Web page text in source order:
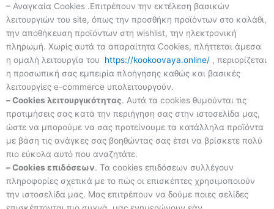
– Αναγκαία Cookies .Επιτρέπουν την εκτέλεση βασικών
λειτουργιών του site, όπως την προσθήκη προϊόντων στο καλάθι,
την αποθήκευση προϊόντων στη wishlist, την ηλεκτρονική
πληρωμή. Χωρίς αυτά τα απαραίτητα Cookies, πλήττεται άμεσα
η ομαλή λειτουργία του https://kookoovaya.online/ , περιορίζεται
η προσωπική σας εμπειρία πλοήγησης καθώς και βασικές
λειτουργίες e-commerce υπολειτουργούν.
– Cookies λειτουργικότητας. Αυτά τα cookies θυμούνται τις
προτιμήσεις σας κατά την περιήγηση σας στην ιστοσελίδα μας,
ώστε να μπορούμε να σας προτείνουμε τα κατάλληλα προϊόντα
με βάση τις ανάγκες σας βοηθώντας σας έτσι να βρίσκετε πολύ
πιο εύκολα αυτό που αναζητάτε.
– Cookies επιδόσεων. Τα cookies επιδόσεων συλλέγουν
πληροφορίες σχετικά με το πώς οι επισκέπτες χρησιμοποιούν
την ιστοσελίδα μας. Μας επιτρέπουν να δούμε ποιες σελίδες